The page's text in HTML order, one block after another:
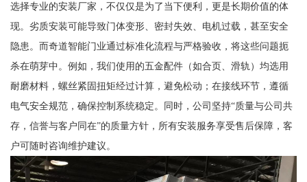
选择专业的安装厂家，不仅仅是为了当下便利，更是长期价值的体
现。劣质安装可能导致门体变形、密封失效、电机过载，甚至安全
隐患。而奇道智能门业通过标准化流程与严格验收，将这些问题扼
杀在萌芽中。例如，我们使用的五金配件（如合页、滑轨）均选用
耐磨材料，螺丝紧固扭矩经过计算，避免松动；在接线环节，遵循
电气安全规范，确保控制系统稳定。同时，公司坚持“质量与公司共
存，信誉与客户同在”的质量方针，所有安装服务享受售后保障，客
户可随时咨询维护建议。